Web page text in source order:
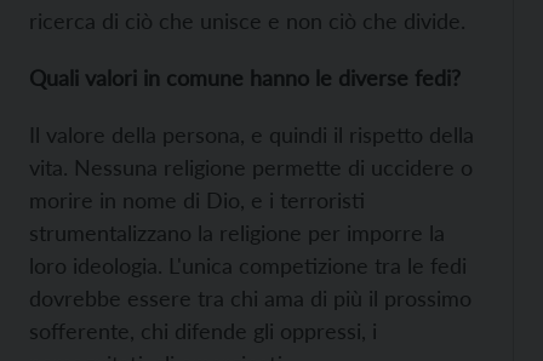
ricerca di ciò che unisce e non ciò che divide.
Quali valori in comune hanno le diverse fedi?
Il valore della persona, e quindi il rispetto della
vita. Nessuna religione permette di uccidere o
morire in nome di Dio, e i terroristi
strumentalizzano la religione per imporre la
loro ideologia. L'unica competizione tra le fedi
dovrebbe essere tra chi ama di più il prossimo
sofferente, chi difende gli oppressi, i